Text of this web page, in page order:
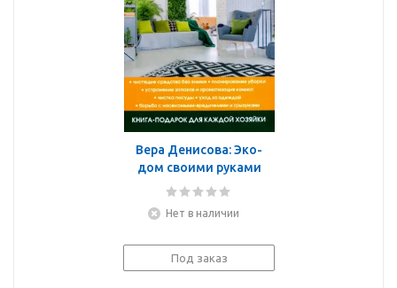
Вера Денисова: Эко-
дом своими руками
Нет в наличии
Под заказ